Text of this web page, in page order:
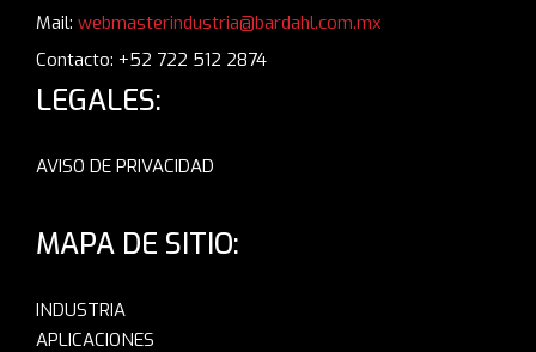
Mail: webmasterindustria@bardahl.com.mx
Contacto: +52 722 512 2874
LEGALES:
AVISO DE PRIVACIDAD
MAPA DE SITIO:
INDUSTRIA
APLICACIONES